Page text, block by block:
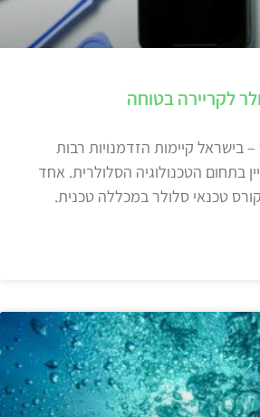
לקריירה בטוחה
בישראל קיימות הזדמנויות רבות
בתחום הטכנולוגיה הסלולרית. אחד
טכנאי סלולר במכללה טכנית.